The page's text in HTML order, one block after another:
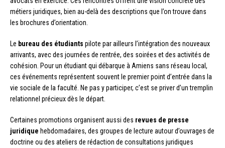
métiers juridiques, bien au-delà des descriptions que l’on trouve dans
les brochures d’orientation.
Le bureau des étudiants pilote par ailleurs l’intégration des nouveaux
arrivants, avec des journées de rentrée, des soirées et des activités de
cohésion. Pour un étudiant qui débarque à Amiens sans réseau local,
ces événements représentent souvent le premier point d’entrée dans la
vie sociale de la faculté. Ne pas y participer, c’est se priver d’un tremplin
relationnel précieux dès le départ.
Certaines promotions organisent aussi des revues de presse
juridique hebdomadaires, des groupes de lecture autour d’ouvrages de
doctrine ou des ateliers de rédaction de consultations juridiques